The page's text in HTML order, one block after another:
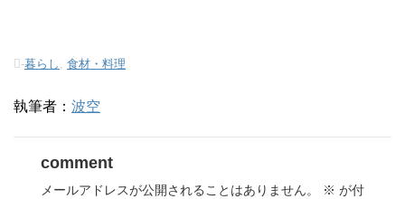
-暮らし , 食材・料理
執筆者： 波空
comment
メールアドレスが公開されることはありません。 ※ が付